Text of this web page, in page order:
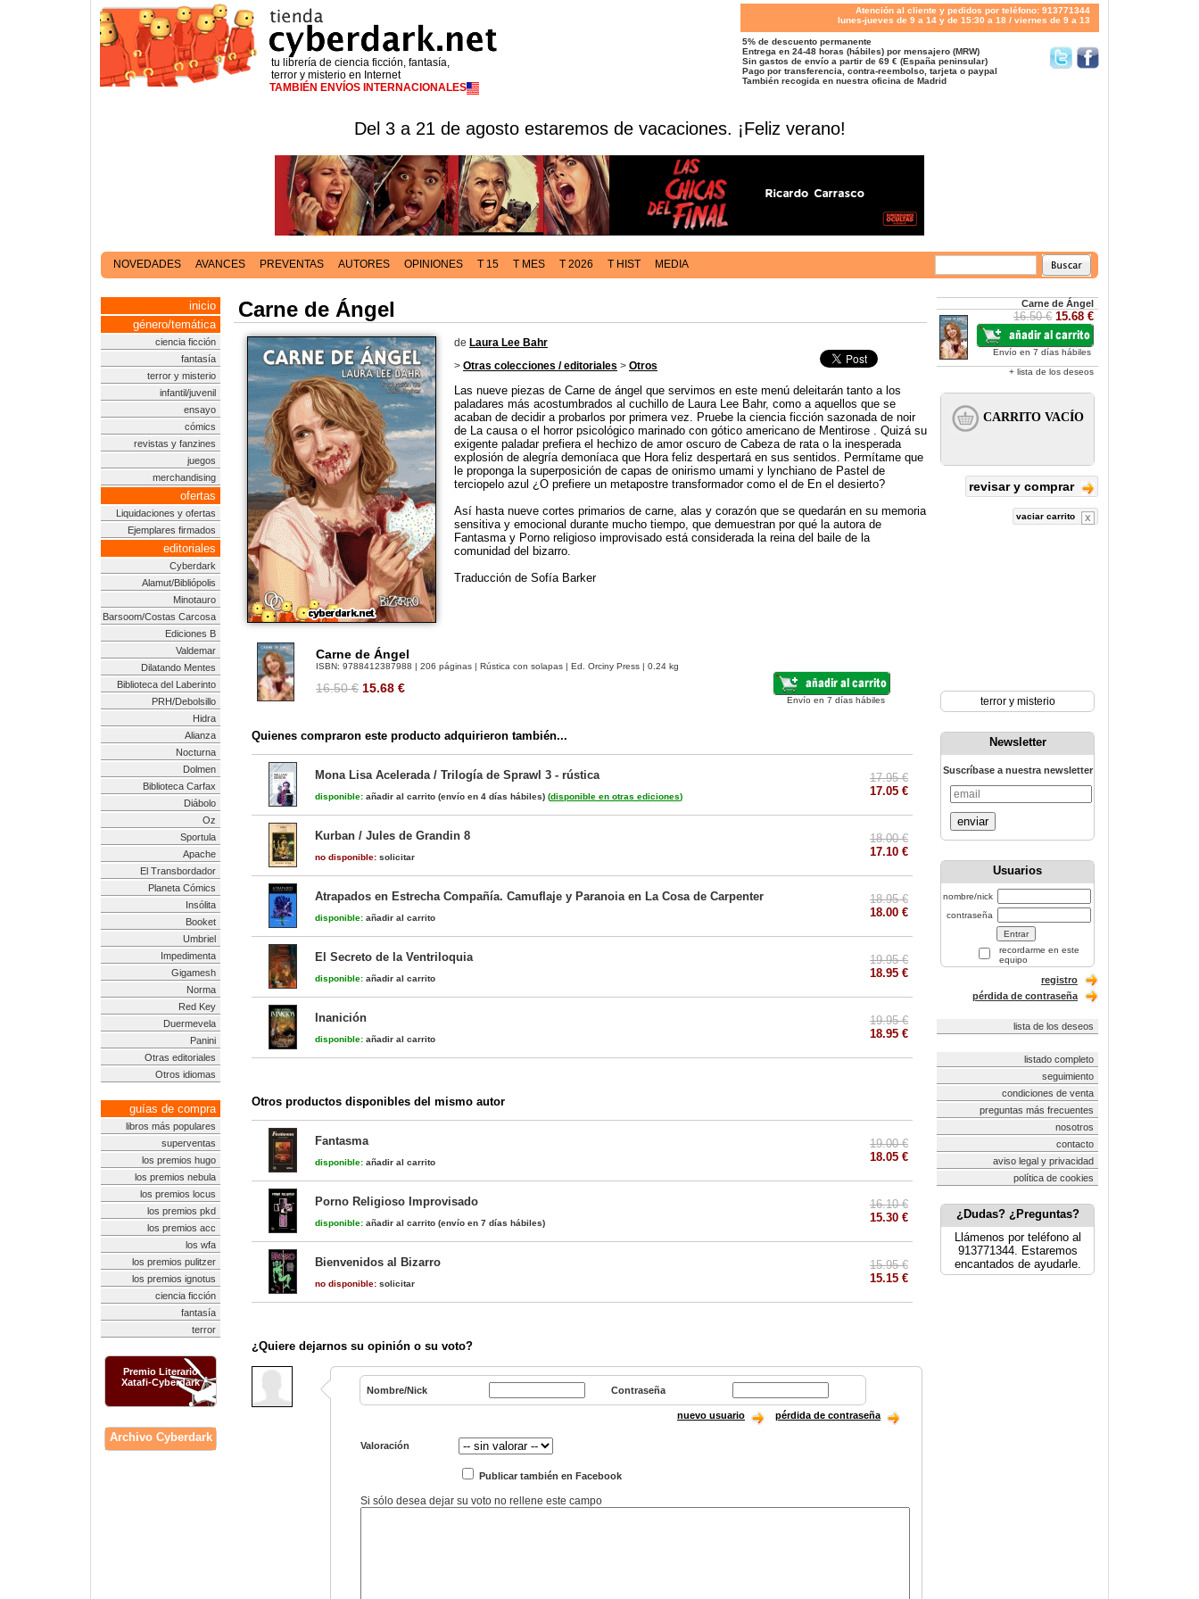
tu librería de ciencia ficción, fantasía,
terror y misterio en Internet
TAMBIÉN ENVÍOS INTERNACIONALES
Atención al cliente y pedidos por teléfono: 913771344
lunes-jueves de 9 a 14 y de 15:30 a 18 / viernes de 9 a 13
5% de descuento permanente
Entrega en 24-48 horas (hábiles) por mensajero (MRW)
Sin gastos de envío a partir de 69 € (España peninsular)
Pago por transferencia, contra-reembolso, tarjeta o paypal
También recogida en nuestra oficina de Madrid
Del 3 a 21 de agosto estaremos de vacaciones. ¡Feliz verano!
NOVEDADES AVANCES PREVENTAS AUTORES OPINIONES T 15 T MES T 2026 T HIST MEDIA
inicio
género/temática
ciencia ficción
fantasía
terror y misterio
infantil/juvenil
ensayo
cómics
revistas y fanzines
juegos
merchandising
ofertas
Liquidaciones y ofertas
Ejemplares firmados
editoriales
Cyberdark
Alamut/Bibliópolis
Minotauro
Barsoom/Costas Carcosa
Ediciones B
Valdemar
Dilatando Mentes
Biblioteca del Laberinto
PRH/Debolsillo
Hidra
Alianza
Nocturna
Dolmen
Biblioteca Carfax
Diábolo
Oz
Sportula
Apache
El Transbordador
Planeta Cómics
Insólita
Booket
Umbriel
Impedimenta
Gigamesh
Norma
Red Key
Duermevela
Panini
Otras editoriales
Otros idiomas
guías de compra
libros más populares
superventas
los premios hugo
los premios nebula
los premios locus
los premios pkd
los premios acc
los wfa
los premios pulitzer
los premios ignotus
ciencia ficción
fantasía
terror
Premio Literario
Xatafi-Cyberdark
Archivo Cyberdark
Carne de Ángel
de Laura Lee Bahr
> Otras colecciones / editoriales > Otros
Las nueve piezas de Carne de ángel que servimos en este menú deleitarán tanto a los
paladares más acostumbrados al cuchillo de Laura Lee Bahr, como a aquellos que se
acaban de decidir a probarlos por primera vez. Pruebe la ciencia ficción sazonada de noir
de La causa o el horror psicológico marinado con gótico americano de Mentirose . Quizá su
exigente paladar prefiera el hechizo de amor oscuro de Cabeza de rata o la inesperada
explosión de alegría demoníaca que Hora feliz despertará en sus sentidos. Permítame que
le proponga la superposición de capas de onirismo umami y lynchiano de Pastel de
terciopelo azul ¿O prefiere un metapostre transformador como el de En el desierto?
Así hasta nueve cortes primarios de carne, alas y corazón que se quedarán en su memoria
sensitiva y emocional durante mucho tiempo, que demuestran por qué la autora de
Fantasma y Porno religioso improvisado está considerada la reina del baile de la
comunidad del bizarro.
Traducción de Sofía Barker
Carne de Ángel
ISBN: 9788412387988 | 206 páginas | Rústica con solapas | Ed. Orciny Press | 0.24 kg
16.50 € 15.68 €
Envío en 7 días hábiles
Quienes compraron este producto adquirieron también...
Mona Lisa Acelerada / Trilogía de Sprawl 3 - rústica
disponible: añadir al carrito (envío en 4 días hábiles) (disponible en otras ediciones)
17.95 €
17.05 €
Kurban / Jules de Grandin 8
no disponible: solicitar
18.00 €
17.10 €
Atrapados en Estrecha Compañía. Camuflaje y Paranoia en La Cosa de Carpenter
disponible: añadir al carrito
18.95 €
18.00 €
El Secreto de la Ventriloquia
disponible: añadir al carrito
19.95 €
18.95 €
Inanición
disponible: añadir al carrito
19.95 €
18.95 €
Otros productos disponibles del mismo autor
Fantasma
disponible: añadir al carrito
19.00 €
18.05 €
Porno Religioso Improvisado
disponible: añadir al carrito (envío en 7 días hábiles)
16.10 €
15.30 €
Bienvenidos al Bizarro
no disponible: solicitar
15.95 €
15.15 €
¿Quiere dejarnos su opinión o su voto?
Nombre/Nick Contraseña
nuevo usuario pérdida de contraseña
Valoración
Publicar también en Facebook
Si sólo desea dejar su voto no rellene este campo
Carne de Ángel
16.50 € 15.68 €
Envío en 7 días hábiles
+ lista de los deseos
revisar y comprar
vaciar carrito
terror y misterio
Newsletter
Suscríbase a nuestra newsletter
enviar
Usuarios
nombre/nick
contraseña
recordarme en este
equipo
registro
pérdida de contraseña
lista de los deseos
listado completo
seguimiento
condiciones de venta
preguntas más frecuentes
nosotros
contacto
aviso legal y privacidad
política de cookies
¿Dudas? ¿Preguntas?
Llámenos por teléfono al
913771344. Estaremos
encantados de ayudarle.